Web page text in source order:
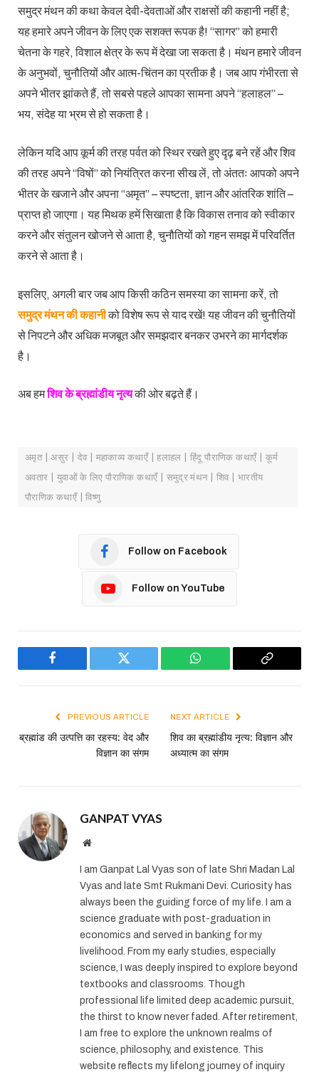
समुद्र मंथन की कथा केवल देवी-देवताओं और राक्षसों की कहानी नहीं है;
यह हमारे अपने जीवन के लिए एक सशक्त रूपक है! “सागर” को हमारी
चेतना के गहरे, विशाल क्षेत्र के रूप में देखा जा सकता है। मंथन हमारे जीवन
के अनुभवों, चुनौतियों और आत्म-चिंतन का प्रतीक है। जब आप गंभीरता से
अपने भीतर झांकते हैं, तो सबसे पहले आपका सामना अपने “हलाहल” –
भय, संदेह या भ्रम से हो सकता है।
लेकिन यदि आप कूर्म की तरह पर्वत को स्थिर रखते हुए दृढ़ बने रहें और शिव
की तरह अपने “विषों” को नियंत्रित करना सीख लें, तो अंततः आपको अपने
भीतर के खजाने और अपना “अमृत” – स्पष्टता, ज्ञान और आंतरिक शांति –
प्राप्त हो जाएगा। यह मिथक हमें सिखाता है कि विकास तनाव को स्वीकार
करने और संतुलन खोजने से आता है, चुनौतियों को गहन समझ में परिवर्तित
करने से आता है।
इसलिए, अगली बार जब आप किसी कठिन समस्या का सामना करें, तो
समुद्र मंथन की कहानीको विशेष रूप से याद रखें! यह जीवन की चुनौतियों
से निपटने और अधिक मजबूत और समझदार बनकर उभरने का मार्गदर्शक
है।
अब हमशिव के ब्रह्मांडीय नृत्यकी ओर बढ़ते हैं।
अमृत ​​| असुर | देव | महाकाव्य कथाएँ | हलाहल | हिंदू पौराणिक कथाएँ | कूर्म
अवतार | युवाओं के लिए पौराणिक कथाएँ | समुद्र मंथन | शिव | भारतीय
पौराणिक कथाएँ | विष्णु
Follow on Facebook
Follow on YouTube
Facebook Twitter WhatsApp
Copy
PREVIOUS ARTICLE
ब्रह्मांड की उत्पत्ति का रहस्य: वेद और
विज्ञान का संगम
NEXT ARTICLE
शिव का ब्रह्मांडीय नृत्य: विज्ञान और
अध्यात्म का संगम
GANPAT VYAS
Website
I am Ganpat Lal Vyas son of late Shri Madan Lal
Vyas and late Smt Rukmani Devi. Curiosity has
always been the guiding force of my life. I am a
science graduate with post-graduation in
economics and served in banking for my
livelihood. From my early studies, especially
science, I was deeply inspired to explore beyond
textbooks and classrooms. Though
professional life limited deep academic pursuit,
the thirst to know never faded. After retirement,
I am free to explore the unknown realms of
science, philosophy, and existence. This
website reflects my lifelong journey of inquiry